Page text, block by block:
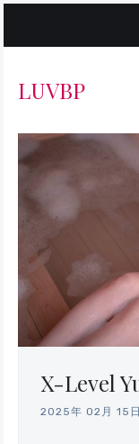
LUVBP
X-Level
2025年 02月 15日